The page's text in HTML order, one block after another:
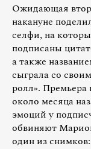
Ожидающая
накануне
селфи, на
подписаны
а также
сыграла со
ролл».
около месяца
эмоций у
обвиняют
один из снимков: